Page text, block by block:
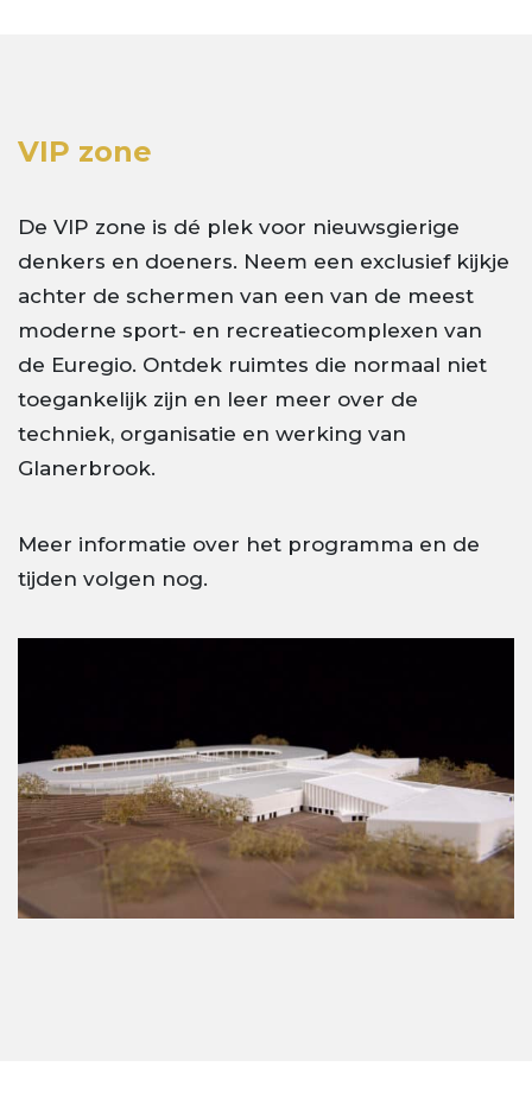
VIP zone
De VIP zone is dé plek voor nieuwsgierige
denkers en doeners. Neem een exclusief kijkje
achter de schermen van een van de meest
moderne sport- en recreatiecomplexen van
de Euregio. Ontdek ruimtes die normaal niet
toegankelijk zijn en leer meer over de
techniek, organisatie en werking van
Glanerbrook.
Meer informatie over het programma en de
tijden volgen nog.